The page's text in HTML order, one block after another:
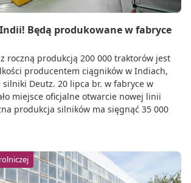
Będą produkowane w fabryce
z roczną produkcją 200 000 traktorów jest
producentem ciągników w Indiach,
silniki Deutz. 20 lipca br. w fabryce w
miejsce oficjalne otwarcie nowej linii
produkcja silników ma sięgnąć 35 000